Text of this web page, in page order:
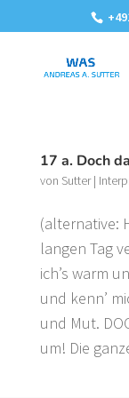
17 a. Doch
von Sutter|
(alternative:
langen Tag
ich’s warm
und kenn’
und Mut.
um! Die